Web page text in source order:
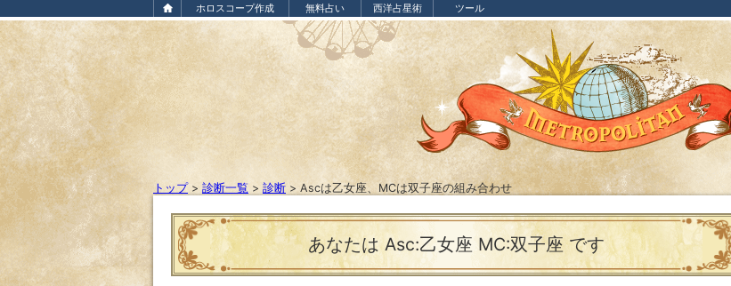
ホロスコープ作成 無料占い 西洋占星術 ツール
トップ> 診断一覧 > 診断 > Ascは乙女座、MCは双子座の組み合わせ
あなたは Asc:乙女座 MC:双子座 です